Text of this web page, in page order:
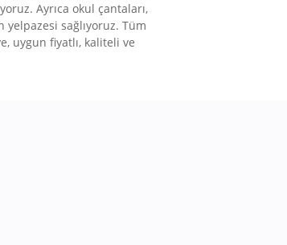
Ayrıca okul çantaları,
sağlıyoruz. Tüm
uygun fiyatlı, kaliteli ve